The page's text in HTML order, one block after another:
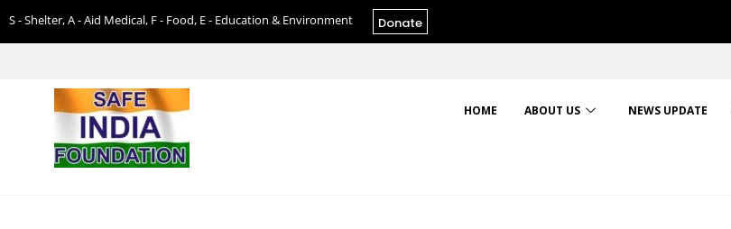
S - Shelter, A - Aid Medical, F - Food, E - Education & Environment Donate
HOME ABOUT US NEWS UPDATE